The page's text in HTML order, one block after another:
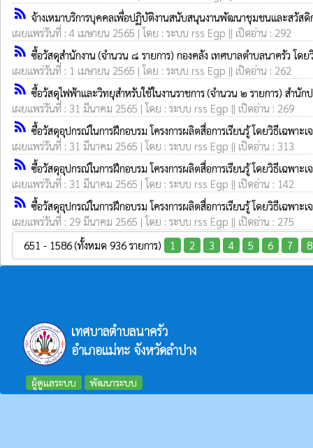
rss_feed จ้างเหมาบริการบุคคลเพื่อปฏิบัติงานสนับสนุนงานพัฒนาชุมชนและสวัสดิ
เผยแพร่วันที่ : 4 เมษายน 2565 | โดย : ระบบ rss Egp || เปิดอ่าน : 292
rss_feed ซื้อวัสดุสำนักงาน (จำนวน ๘ รายการ) กองคลัง เทศบาลตำบลนาครัว โดย
เผยแพร่วันที่ : 1 เมษายน 2565 | โดย : ระบบ rss Egp || เปิดอ่าน : 262
rss_feed ซื้อวัสดุไฟฟ้าและวิทยุสำหรับใช้ในงานราชการ (จำนวน ๒ รายการ) สำนั
เผยแพร่วันที่ : 31 มีนาคม 2565 | โดย : ระบบ rss Egp || เปิดอ่าน : 269
rss_feed ซื้อวัสดุอุปกรณ์ในการฝึกอบรม โครงการผลิตสื่อการเรียนรู้ โดยวิธีเฉพาะเ
เผยแพร่วันที่ : 31 มีนาคม 2565 | โดย : ระบบ rss Egp || เปิดอ่าน : 313
rss_feed ซื้อวัสดุอุปกรณ์ในการฝึกอบรม โครงการผลิตสื่อการเรียนรู้ โดยวิธีเฉพาะเ
เผยแพร่วันที่ : 31 มีนาคม 2565 | โดย : ระบบ rss Egp || เปิดอ่าน : 142
rss_feed ซื้อวัสดุอุปกรณ์ในการฝึกอบรม โครงการผลิตสื่อการเรียนรู้ โดยวิธีเฉพาะเ
เผยแพร่วันที่ : 29 มีนาคม 2565 | โดย : ระบบ rss Egp || เปิดอ่าน : 275
651 - 1586 (ทั้งหมด 936 รายการ)
1 2 3 4 5 6 7 8
เทศบาลตำบลนาครัว
อำเภอแม่ทะ จังหวัดลำปาง
ผู้ดูแลระบบ พัฒนาระบบ